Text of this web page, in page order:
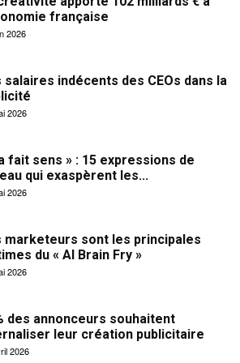
française
2026
salaires indécents des CEOs dans la
2026
fait sens » : 15 expressions de
qui exaspèrent les...
2026
marketeurs sont les principales
du « AI Brain Fry »
2026
des annonceurs souhaitent
leur création publicitaire
2026